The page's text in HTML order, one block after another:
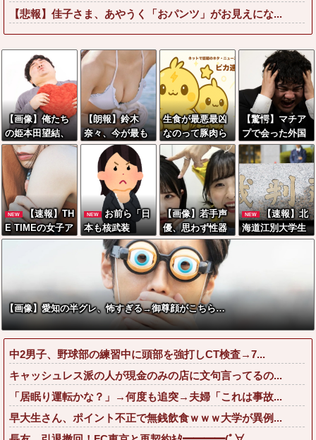
【悲報】佳子さま、あやうく「おパンツ」がお見えにな...
【画像】俺たち
の姫本田望結、
久しぶりに画像
を投稿した結果
→やっぱりワイ
らの姫だったw
w w w w w w w
w w
【朗報】鈴木
奈々、今が最も
●●とのこと(画像
あり)
生食が最悪最凶
なのって豚肉ら
しいな
【驚愕】マチア
プで会った外国
人からまさかの
『こう』言われ
たんやがこれワ
イ詰み
か？？？？？？
？
NEW
【速報】TH
E TIMEの女子ア
ナ、前屈みで乳
NEW
お前ら「日
本も核武装
汁！」←１万発
の核弾頭どこに
【画像】若手声
優、思わず性器
並みにえっちな
ナマ腋をボロン
してしまうwww
www
NEW
【速報】北
海道江別大学生
殺人事件、主犯
当だと思
う？？？？？？
【画像】愛知の半グレ、怖すぎる→御尊顔がこちら…
中2男子、野球部の練習中に頭部を強打しCT検査→7...
キャッシュレス派の人が現金のみの店に文句言ってるの...
「居眠り運転かな？」→何度も追突→夫婦「これは事故...
早大生さん、ポイント不正で無銭飲食ｗｗｗ大学が異例...